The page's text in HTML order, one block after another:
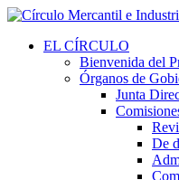
EL CÍRCULO
Bienvenida del
Órganos de
Junta
De